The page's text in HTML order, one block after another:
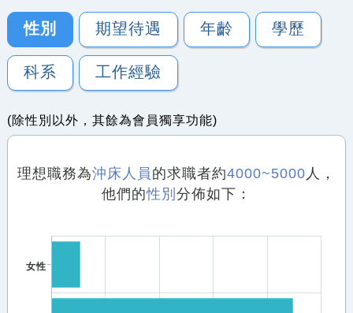
性別 期望待遇 年齡 學歷
科系 工作經驗
(除性別以外，其餘為會員獨享功能)
理想職務為沖床人員 的求職者約4000~5000 人，
他們的性別 分佈如下：
女性